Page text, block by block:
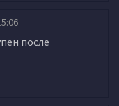
после